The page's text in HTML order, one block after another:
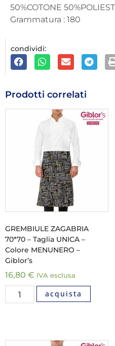
50%COTONE
Grammatura : 180
condividi:
Prodotti correlati
GREMBIULE ZAGABRIA
70*70 – Taglia UNICA –
Colore MENUNERO –
Giblor’s
16,80 € IVA esclusa
acquista